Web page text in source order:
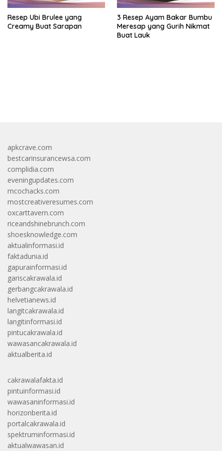
Resep Ubi Brulee yang
Creamy Buat Sarapan
3 Resep Ayam Bakar Bumbu
Meresap yang Gurih Nikmat
Buat Lauk
apkcrave.com
bestcarinsurancewsa.com
complidia.com
eveningupdates.com
mcochacks.com
mostcreativeresumes.com
oxcarttavern.com
riceandshinebrunch.com
shoesknowledge.com
aktualinformasi.id
faktadunia.id
gapurainformasi.id
gariscakrawala.id
gerbangcakrawala.id
helvetianews.id
langitcakrawala.id
langitinformasi.id
pintucakrawala.id
wawasancakrawala.id
aktualberita.id
cakrawalafakta.id
pintuinformasi.id
wawasaninformasi.id
horizonberita.id
portalcakrawala.id
spektruminformasi.id
aktualwawasan.id